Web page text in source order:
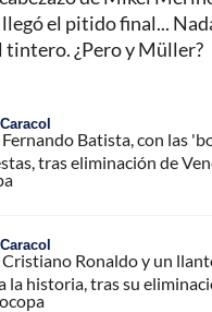
el pitido final...
tintero. ¿Pero y Müller?
Fernando Batista, con las
tras eliminación de
Cristiano Ronaldo y un
la historia, tras su